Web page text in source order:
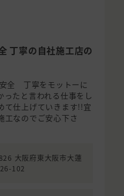
丁寧の自社施工店の
全 丁寧をモットーに
たと言われる仕事をし
て仕上げていきます!!宜
工なのでご安心下さ
大阪府東大阪市大蓮
102